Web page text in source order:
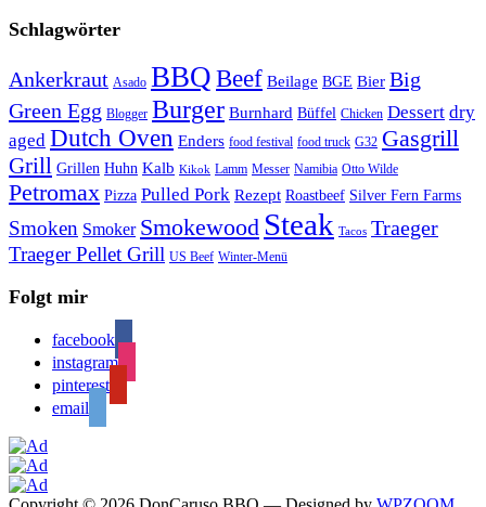
Schlagwörter
Ankerkraut Asado BBQBeef Beilage BGE Bier Big
Green Egg Blogger Burger Burnhard Büffel Chicken Dessert dry
aged Dutch Oven Enders food festival food truck G32 Gasgrill
Grill Grillen Huhn Kalb Kikok Lamm Messer Namibia Otto Wilde
Petromax Pizza Pulled Pork Rezept Roastbeef Silver Fern Farms
Smoken Smoker Smokewood Steak Tacos Traeger
Traeger Pellet Grill US Beef Winter-Menü
Folgt mir
facebook
instagram
pinterest
email